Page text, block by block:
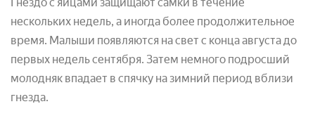
нескольких недель, а иногда более продолжительное
время. Малыши появляются на свет с конца августа до
первых недель сентября. Затем немного подросший
молодняк впадает в спячку на зимний период вблизи
гнезда.